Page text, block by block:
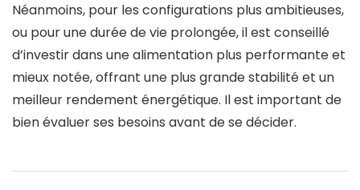
Néanmoins, pour les configurations plus ambitieuses,
ou pour une durée de vie prolongée, il est conseillé
d’investir dans une alimentation plus performante et
mieux notée, offrant une plus grande stabilité et un
meilleur rendement énergétique. Il est important de
bien évaluer ses besoins avant de se décider.